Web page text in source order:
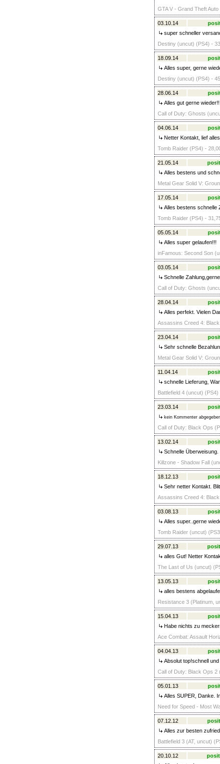
GTA V - Grand Theft
03.10.14
super schneller
Destiny (uncut) (PS4) -
18.09.14
Alles super, gerne
Destiny (uncut) (PS4) -
28.06.14
Alles gut gerne
Call of Duty: Ghosts
04.06.14
Netter Kontakt, lief
Tomb Raider (PS4) -
21.05.14
Alles bestens und
Metal Gear Solid V:
17.05.14
Alles bestens schnelle
Tomb Raider (PS4) -
05.05.14
Alles super gelaufen!!!
inFamous: Second Son
03.05.14
Schnelle
Call of Duty: Ghosts
28.04.14
Alles perfekt. Vielen
Assassins Creed 4:
23.04.14
Sehr schnelle
Metal Gear Solid V:
11.04.14
schnelle Lieferung,
Battlefield 4 (uncut) (PS4)
23.03.14
kein Kommenter
Call of Duty: Black Ops
13.02.14
Schnelle
Killzone - Shadow Fall
18.12.13
Sehr netter Kontakt.
Assassins Creed 4:
03.08.13
Alles super..gerne
Tomb Raider (uncut)
29.07.13
alles Gut! Netter
The Last of Us (uncut)
13.05.13
alles bestens
Resistance 3 (Platinum,
15.04.13
Habe nichts zu
Ace Combat: Assault
04.04.13
Absolut top!schnell
Call of Duty: Black Ops 2
05.01.13
Alles SUPER, Danke.
Need for Speed - Most
07.12.12
Alles zur besten
Battlefield 3 (AT, uncut)
20.10.12